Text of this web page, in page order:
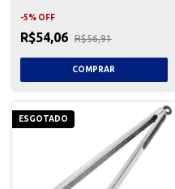
-5% OFF
R$54,06 R$56,91
ESGOTADO